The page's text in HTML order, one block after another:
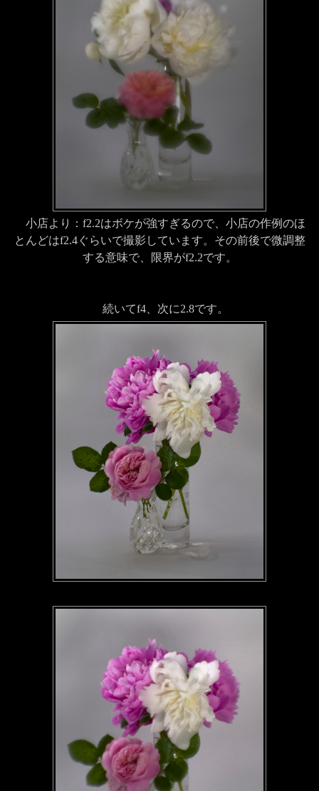
小店より：f2.2はボケが強すぎるので、小店の作例のほ
とんどはf2.4ぐらいで撮影しています。その前後で微調整
する意味で、限界がf2.2です。
続いてf4、次に2.8です。